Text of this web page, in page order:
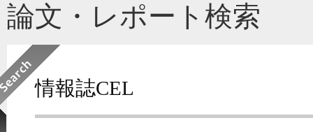
論文・レポート検索
情報誌CEL